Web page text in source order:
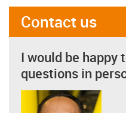
Contact us
I would be happy
questions in